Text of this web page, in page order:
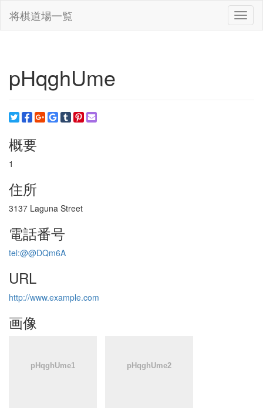
将棋道場一覧
pHqghUme
概要
1
住所
3137 Laguna Street
電話番号
tel:@@DQm6A
URL
http://www.example.com
画像